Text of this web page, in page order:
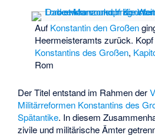
Auf Konstantin den Großen
Heermeisteramts zurück.
Konstantins des Großen,
Rom
Der Titel entstand im Rahmen der
Militärreformen Konstantins des
Spätantike. In diesem
zivile und militärische Ämter